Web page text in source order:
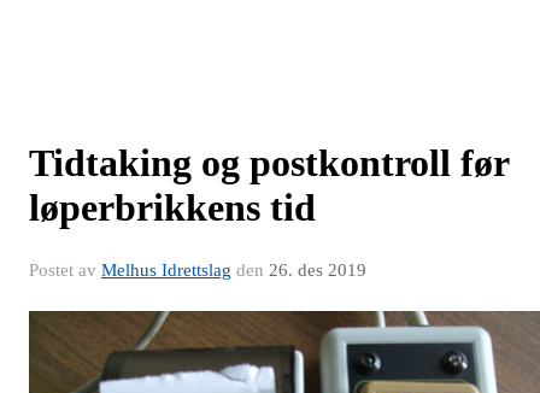
Tidtaking og postkontroll før
løperbrikkens tid
Postet av Melhus Idrettslag den 26. des 2019